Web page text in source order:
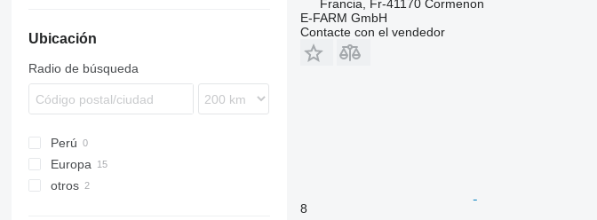
Ubicación
Radio de búsqueda
Perú
Europa
otros
Francia, Fr-41170 Cormenon
E-FARM GmbH
Contacte con el vendedor
8